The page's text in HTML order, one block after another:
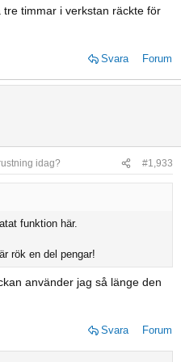
timmar i verkstan räckte för
Svara Forum
idag? #1,933
funktion här.
rök en del pengar!
använder jag så länge den
Svara Forum